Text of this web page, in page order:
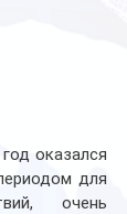
оказался
для
очень